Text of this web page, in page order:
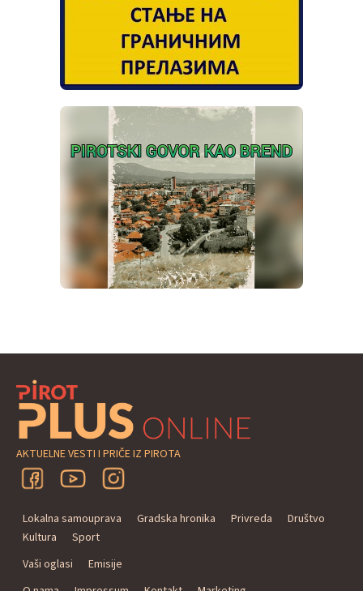
AKTUELNE VESTI I PRIČE IZ PIROTA
Lokalna samouprava Gradska hronika Privreda
Društvo
Kultura
Sport
Vaši oglasi
Emisije